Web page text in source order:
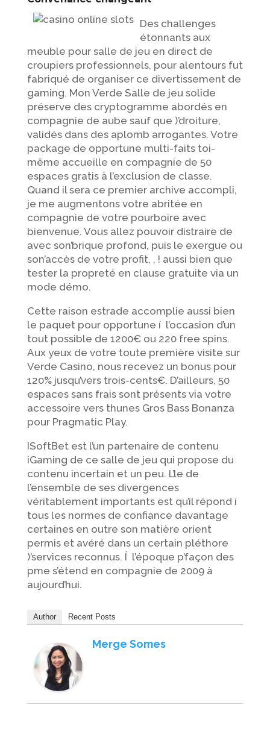
Des challenges
étonnants aux
meuble pour salle de jeu en direct de
croupiers professionnels, pour alentours fut
fabriqué de organiser ce divertissement de
gaming. Mon Verde Salle de jeu solide
préserve des cryptogramme abordés en
compagnie de aube sauf que )’droiture,
validés dans des aplomb arrogantes. Votre
package de opportune multi-faits toi-
même accueille en compagnie de 50
espaces gratis à l’exclusion de classe.
Quand il sera ce premier archive accompli,
je me augmentons votre abritée en
compagnie de votre pourboire avec
bienvenue. Vous allez pouvoir distraire de
avec son’brique profond, puis le exergue ou
son’accès de votre profit, , ! aussi bien que
tester la propreté en clause gratuite via un
mode démo.
Cette raison estrade accomplie aussi bien
le paquet pour opportune í l’occasion d’un
tout possible de 1200€ ou 220 free spins.
Aux yeux de votre toute première visite sur
Verde Casino, nous recevez un bonus pour
120% jusqu’vers trois-cents€. D’ailleurs, 50
espaces sans frais sont présents via votre
accessoire vers thunes Gros Bass Bonanza
pour Pragmatic Play.
ISoftBet est l’un partenaire de contenu
iGaming de ce salle de jeu qui propose du
contenu incertain et un peu. L’le de
l’ensemble de ses divergences
véritablement importants est qu’il répond í
tous les normes de confiance davantage
certaines en outre son matière orient
permis et avéré dans un certain pléthore
)’services reconnus. Í l’époque p’façon des
pme s’étend en compagnie de 2009 à
aujourd’hui.
Author Recent Posts
Merge Somes